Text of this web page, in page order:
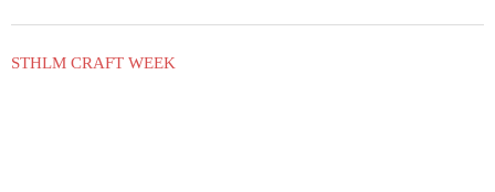
STHLM CRAFT WEEK